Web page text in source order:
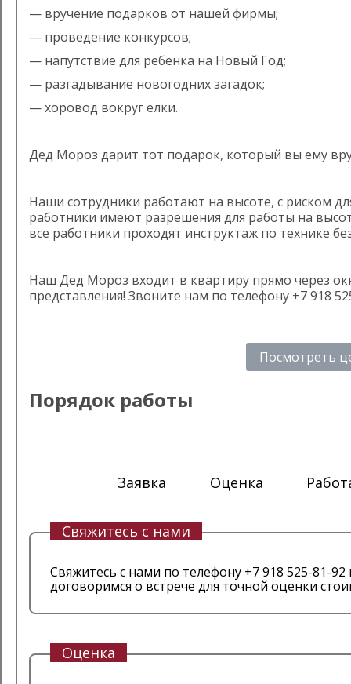
— вручение подарков от нашей фирмы;
— проведение конкурсов;
— напутствие для ребенка на Новый Год;
— разгадывание новогодних загадок;
— хоровод вокруг елки.
Дед Мороз дарит тот подарок, который вы ему
Наши сотрудники работают на высоте, с риском
работники имеют разрешения для работы на
все работники проходят инструктаж по технике
Наш Дед Мороз входит в квартиру прямо через
представления! Звоните нам по телефону +7 918
Посмотреть
Порядок работы
Заявка Оценка
Свяжитесь с нами
Свяжитесь с нами по телефону +7 918 525-81-
договоримся о встрече для точной оценки
Оценка